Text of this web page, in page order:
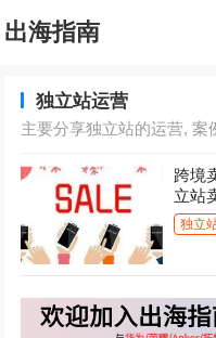
出海指南
独立站运营
主要分享独立站的运营, 案
跨境
立站
独立